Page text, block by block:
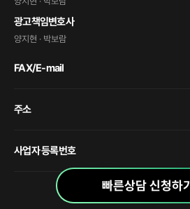
빠른상담 신청하기
광고책임변호사
양지현 · 박보람
FAX/E-mail
주소
사업자 등록번호